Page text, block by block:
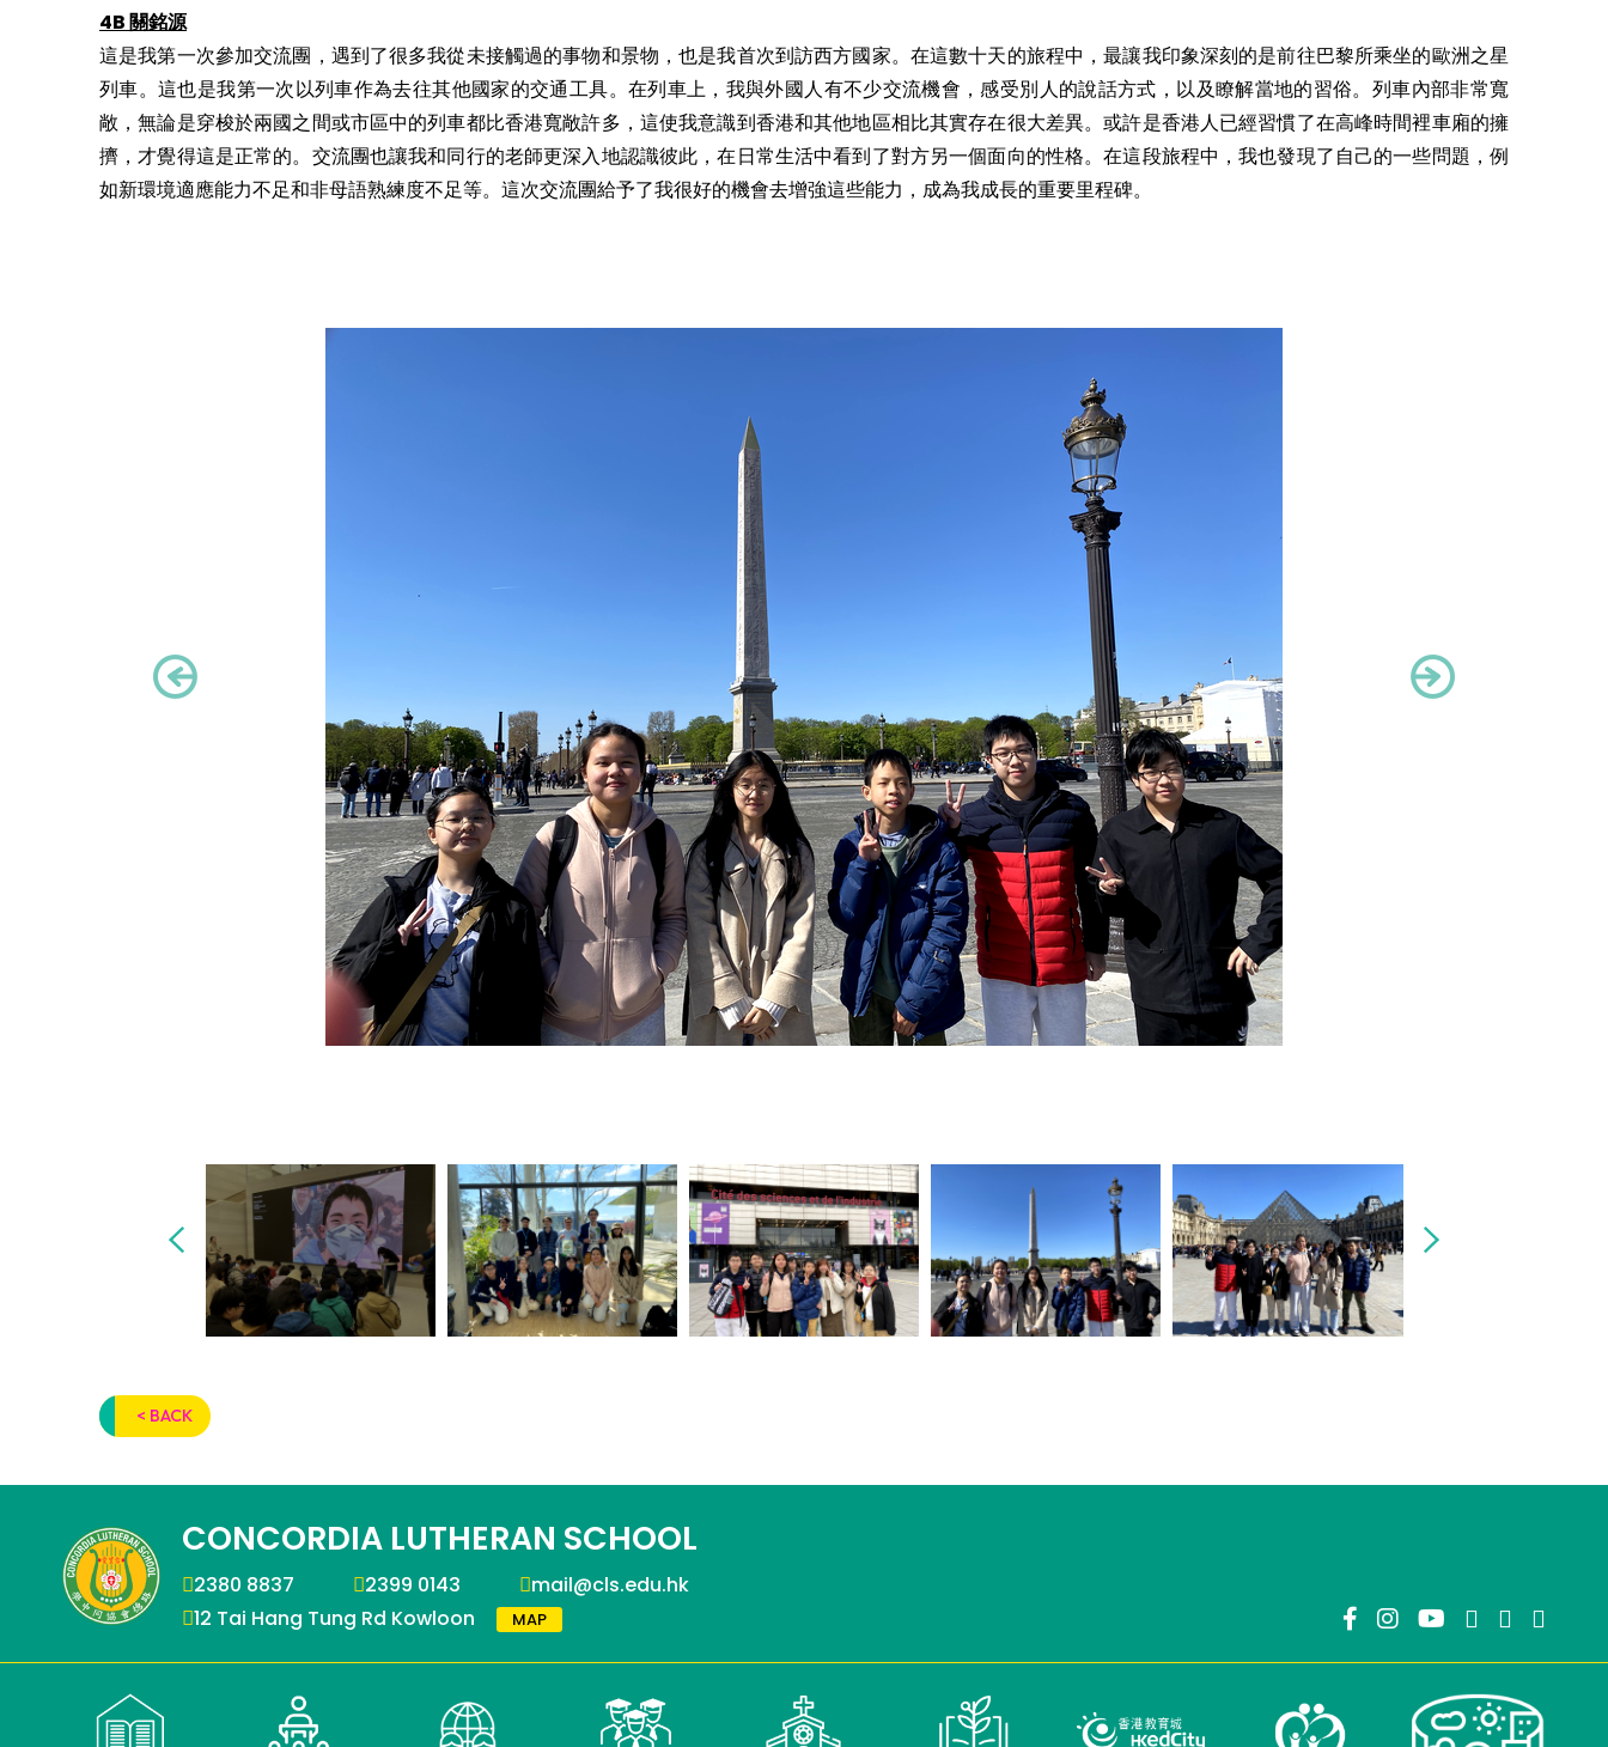
4B 關銘源
這是我第一次參加交流團，遇到了很多我從未接觸過的事物和景物，也是我首次到訪西方國家。在這數十天的旅程中，最讓我印象深刻的是前往巴黎所乘坐的歐洲之星
列車。這也是我第一次以列車作為去往其他國家的交通工具。在列車上，我與外國人有不少交流機會，感受別人的說話方式，以及瞭解當地的習俗。列車內部非常寬
敞，無論是穿梭於兩國之間或市區中的列車都比香港寬敞許多，這使我意識到香港和其他地區相比其實存在很大差異。或許是香港人已經習慣了在高峰時間裡車廂的擁
擠，才覺得這是正常的。交流團也讓我和同行的老師更深入地認識彼此，在日常生活中看到了對方另一個面向的性格。在這段旅程中，我也發現了自己的一些問題，例
如新環境適應能力不足和非母語熟練度不足等。這次交流團給予了我很好的機會去增強這些能力，成為我成長的重要里程碑。
< BACK
CONCORDIA LUTHERAN SCHOOL
2380 8837 2399 0143
mail@cls.edu.hk
12 Tai Hang Tung Rd Kowloon
MAP